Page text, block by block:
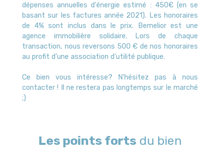
dépenses annuelles d'énergie estimé : 450€ (en se
basant sur les factures année 2021). Les honoraires
de 4% sont inclus dans le prix. Bemelior est une
agence immobilière solidaire. Lors de chaque
transaction, nous reversons 500 € de nos honoraires
au profit d’une association d'utilité publique.
Ce bien vous intéresse? N’hésitez pas à nous
contacter ! Il ne restera pas longtemps sur le marché
;)
Les points forts du bien